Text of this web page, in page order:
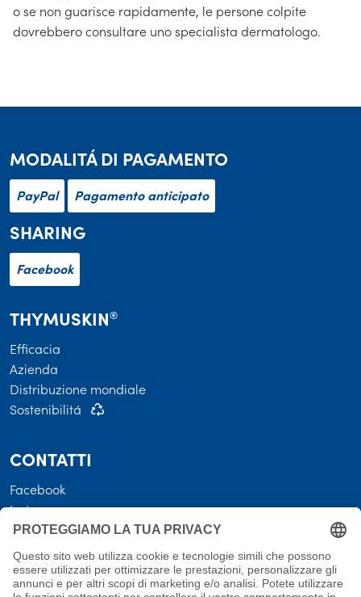
o se non guarisce rapidamente, le persone colpite
dovrebbero consultare uno specialista dermatologo.
MODALITÁ DI PAGAMENTO
PayPal Pagamento anticipato
SHARING
Facebook
THYMUSKIN®
Efficacia
Azienda
Distribuzione mondiale
Sostenibilitá
CONTATTI
Facebook
Instagram
LEGALE
Termini e condizioni